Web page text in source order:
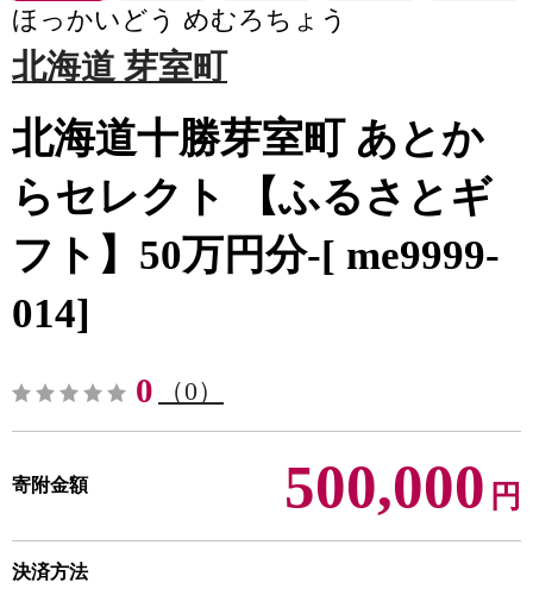
ほっかいどう めむろちょう
北海道 芽室町
北海道十勝芽室町 あとか
らセレクト 【ふるさとギ
フト】50万円分-[ me9999-
014]
0 （0）
寄附金額 500,000 円
決済方法